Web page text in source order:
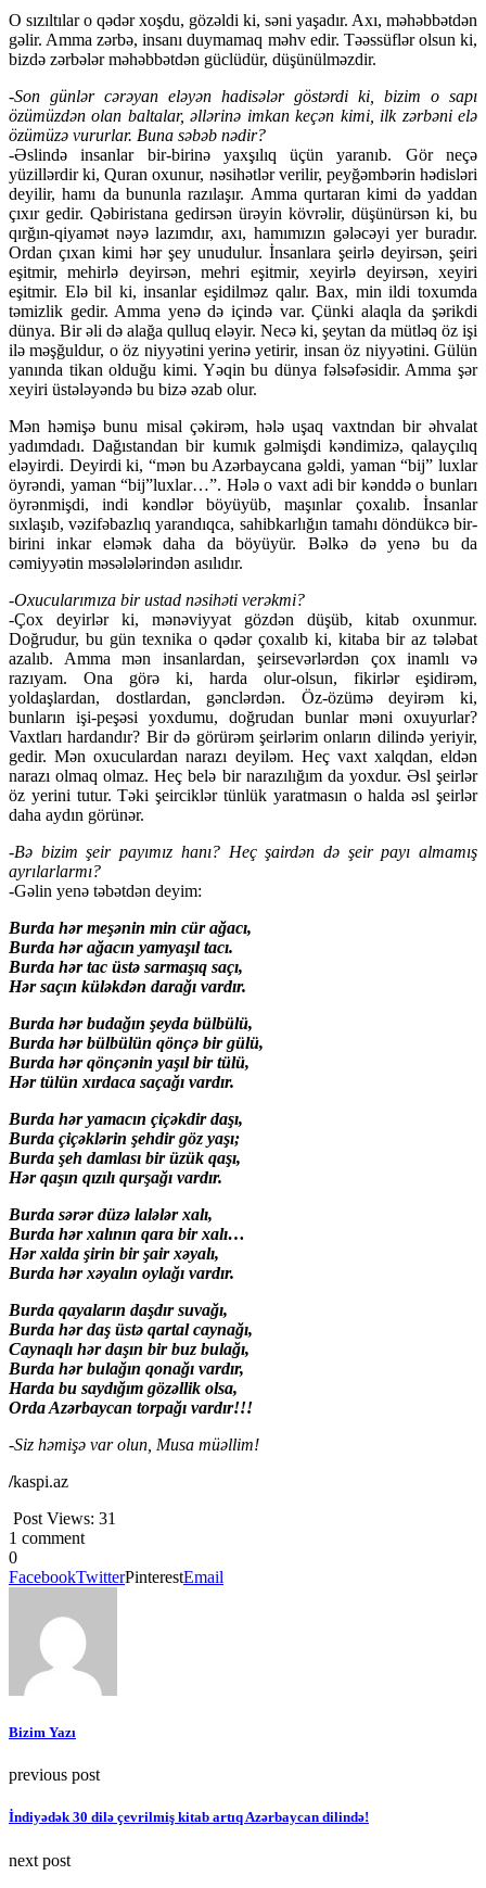
O sızıltılar o qədər xoşdu, gözəldi ki, səni yaşadır. Axı, məhəbbətdən
gəlir. Amma zərbə, insanı duymamaq məhv edir. Təəssüflər olsun ki,
bizdə zərbələr məhəbbətdən güclüdür, düşünülməzdir.
-Son günlər cərəyan eləyən hadisələr göstərdi ki, bizim o sapı
özümüzdən olan baltalar, əllərinə imkan keçən kimi, ilk zərbəni elə
özümüzə vururlar. Buna səbəb nədir?
-Əslində insanlar bir-birinə yaxşılıq üçün yaranıb. Gör neçə
yüzillərdir ki, Quran oxunur, nəsihətlər verilir, peyğəmbərin hədisləri
deyilir, hamı da bununla razılaşır. Amma qurtaran kimi də yaddan
çıxır gedir. Qəbiristana gedirsən ürəyin kövrəlir, düşünürsən ki, bu
qırğın-qiyamət nəyə lazımdır, axı, hamımızın gələcəyi yer buradır.
Ordan çıxan kimi hər şey unudulur. İnsanlara şeirlə deyirsən, şeiri
eşitmir, mehirlə deyirsən, mehri eşitmir, xeyirlə deyirsən, xeyiri
eşitmir. Elə bil ki, insanlar eşidilməz qalır. Bax, min ildi toxumda
təmizlik gedir. Amma yenə də içində var. Çünki alaqla da şərikdi
dünya. Bir əli də alağa qulluq eləyir. Necə ki, şeytan da mütləq öz işi
ilə məşğuldur, o öz niyyətini yerinə yetirir, insan öz niyyətini. Gülün
yanında tikan olduğu kimi. Yəqin bu dünya fəlsəfəsidir. Amma şər
xeyiri üstələyəndə bu bizə əzab olur.
Mən həmişə bunu misal çəkirəm, hələ uşaq vaxtndan bir əhvalat
yadımdadı. Dağıstandan bir kumık gəlmişdi kəndimizə, qalayçılıq
eləyirdi. Deyirdi ki, “mən bu Azərbaycana gəldi, yaman “bij” luxlar
öyrəndi, yaman “bij”luxlar…”. Hələ o vaxt adi bir kənddə o bunları
öyrənmişdi, indi kəndlər böyüyüb, maşınlar çoxalıb. İnsanlar
sıxlaşıb, vəzifəbazlıq yarandıqca, sahibkarlığın tamahı döndükcə bir-
birini inkar eləmək daha da böyüyür. Bəlkə də yenə bu da
cəmiyyətin məsələlərindən asılıdır.
-Oxucularımıza bir ustad nəsihəti verəkmi?
-Çox deyirlər ki, mənəviyyat gözdən düşüb, kitab oxunmur.
Doğrudur, bu gün texnika o qədər çoxalıb ki, kitaba bir az tələbat
azalıb. Amma mən insanlardan, şeirsevərlərdən çox inamlı və
razıyam. Ona görə ki, harda olur-olsun, fikirlər eşidirəm,
yoldaşlardan, dostlardan, gənclərdən. Öz-özümə deyirəm ki,
bunların işi-peşəsi yoxdumu, doğrudan bunlar məni oxuyurlar?
Vaxtları hardandır? Bir də görürəm şeirlərim onların dilində yeriyir,
gedir. Mən oxuculardan narazı deyiləm. Heç vaxt xalqdan, eldən
narazı olmaq olmaz. Heç belə bir narazılığım da yoxdur. Əsl şeirlər
öz yerini tutur. Təki şeirciklər tünlük yaratmasın o halda əsl şeirlər
daha aydın görünər.
-Bə bizim şeir payımız hanı? Heç şairdən də şeir payı almamış
ayrılarlarmı?
-Gəlin yenə təbətdən deyim:
Burda hər meşənin min cür ağacı,
Burda hər ağacın yamyaşıl tacı.
Burda hər tac üstə sarmaşıq saçı,
Hər saçın küləkdən darağı vardır.
Burda hər budağın şeyda bülbülü,
Burda hər bülbülün qönçə bir gülü,
Burda hər qönçənin yaşıl bir tülü,
Hər tülün xırdaca saçağı vardır.
Burda hər yamacın çiçəkdir daşı,
Burda çiçəklərin şehdir göz yaşı;
Burda şeh damlası bir üzük qaşı,
Hər qaşın qızılı qurşağı vardır.
Burda sərər düzə lalələr xalı,
Burda hər xalının qara bir xalı…
Hər xalda şirin bir şair xəyalı,
Burda hər xəyalın oylağı vardır.
Burda qayaların daşdır suvağı,
Burda hər daş üstə qartal caynağı,
Caynaqlı hər daşın bir buz bulağı,
Burda hər bulağın qonağı vardır,
Harda bu saydığım gözəllik olsa,
Orda Azərbaycan torpağı vardır!!!
-Siz həmişə var olun, Musa müəllim!
/kaspi.az
Post Views: 31
1 comment
0
FacebookTwitterPinterestEmail
Bizim Yazı
previous post
İndiyədək 30 dilə çevrilmiş kitab artıq Azərbaycan dilində!
next post